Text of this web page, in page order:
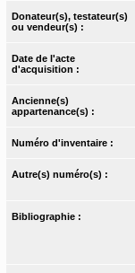
Donateur(s), testateur(s)
ou vendeur(s) :
Date de l'acte
d'acquisition :
Ancienne(s)
appartenance(s) :
Numéro d'inventaire :
Autre(s) numéro(s) :
Bibliographie :